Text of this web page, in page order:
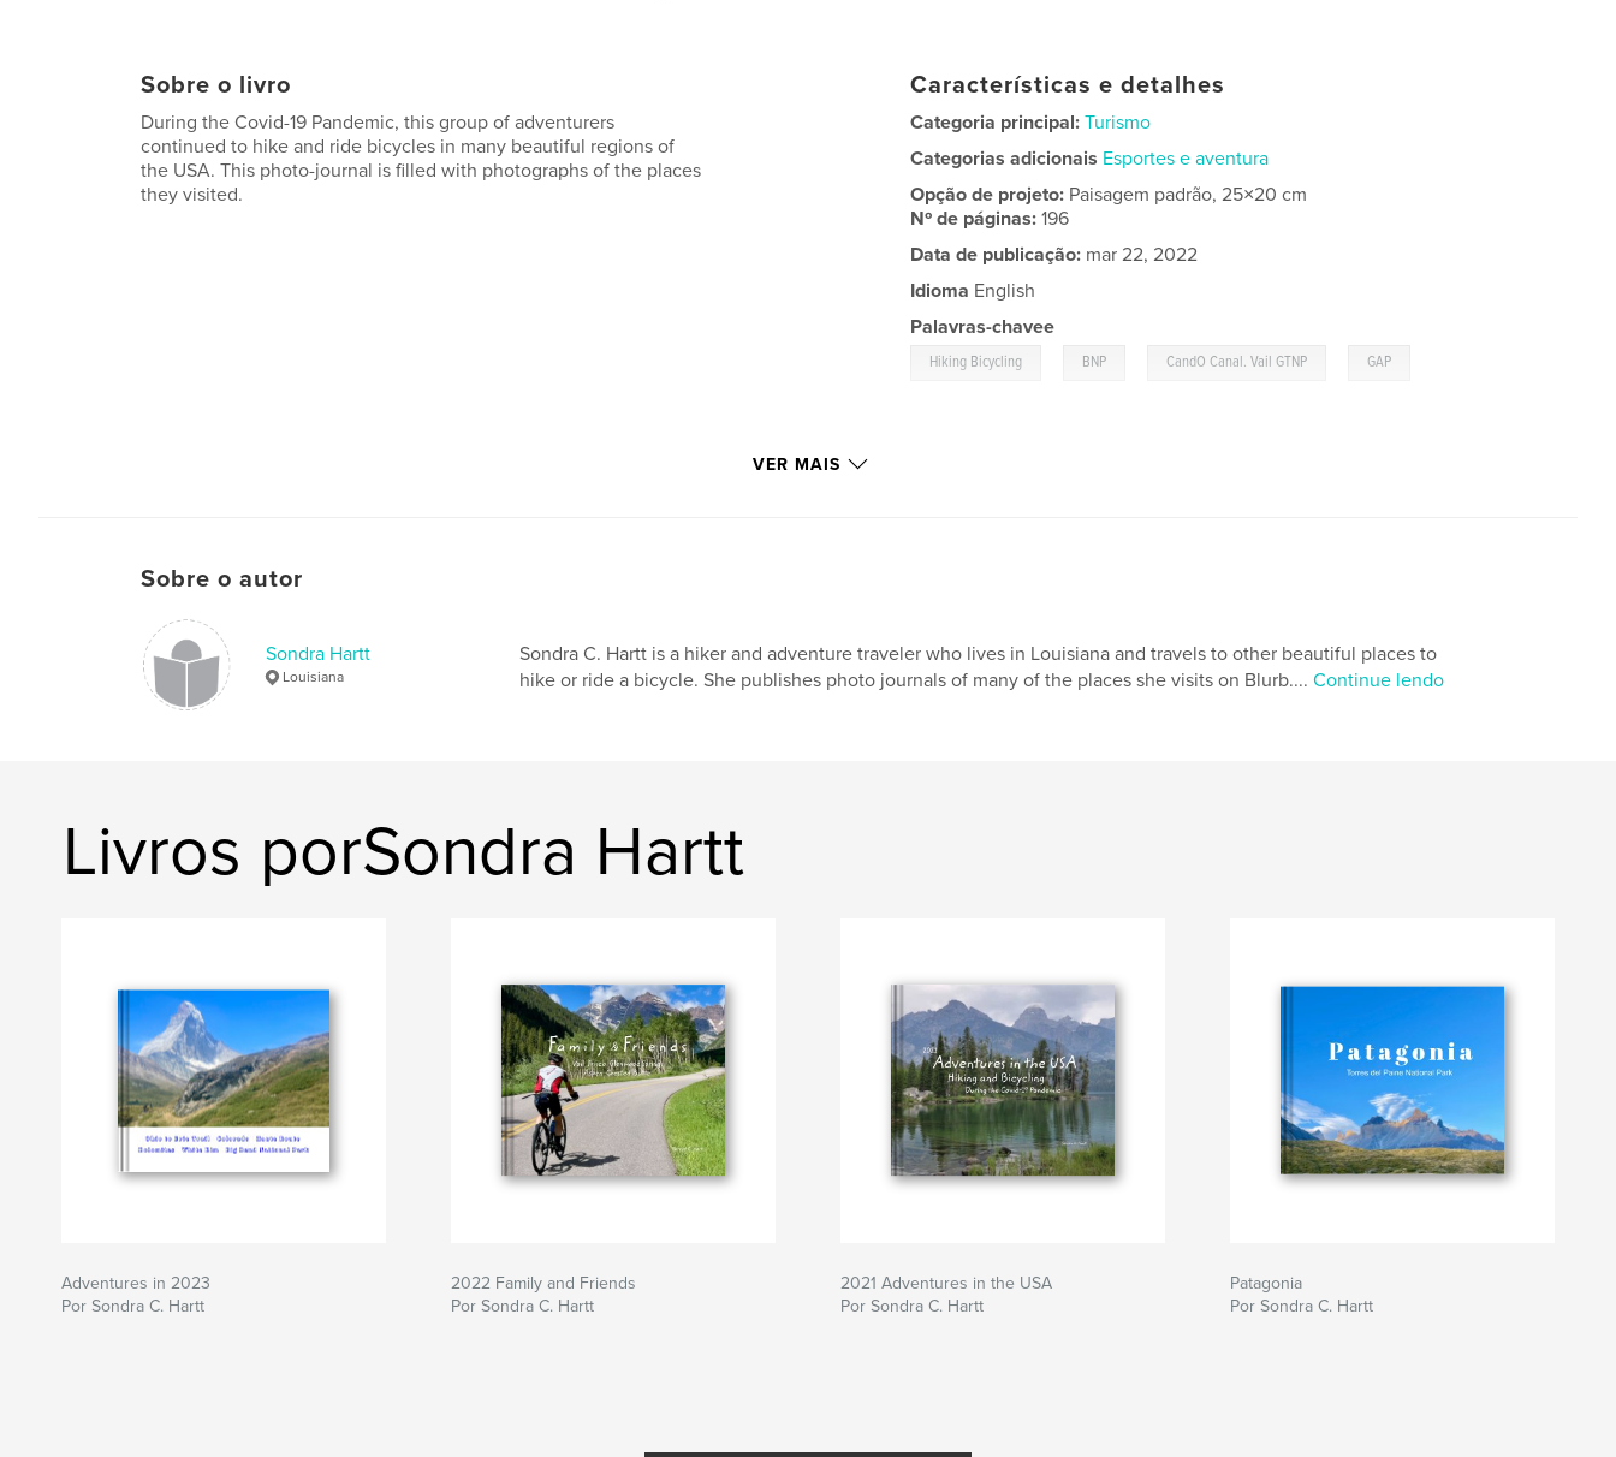
Sobre o livro
During the Covid-19 Pandemic, this group of adventurers
continued to hike and ride bicycles in many beautiful regions of
the USA. This photo-journal is filled with photographs of the places
they visited.
Características e detalhes
Categoria principal: Turismo
Categorias adicionais Esportes e aventura
Opção de projeto: Paisagem padrão, 25×20 cm
Nº de páginas:196
Data de publicação: mar 22, 2022
Idioma English
Palavras-chavee
Hiking Bicycling BNP CandO Canal. Vail GTNP GAP
VER MAIS
Sobre o autor
Sondra Hartt
Louisiana
Sondra C. Hartt is a hiker and adventure traveler who lives in Louisiana and travels to other beautiful places to
hike or ride a bicycle. She publishes photo journals of many of the places she visits on Blurb.... Continue lendo
Livros porSondra Hartt
Adventures in 2023
Por Sondra C. Hartt
2022 Family and Friends
Por Sondra C. Hartt
2021 Adventures in the USA
Por Sondra C. Hartt
Patagonia
Por Sondra C. Hartt